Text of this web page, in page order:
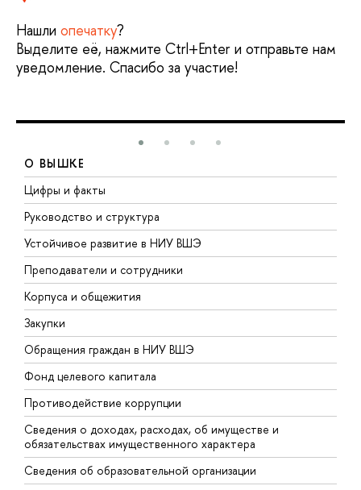
Нашли опечатку?
Выделите её, нажмите Ctrl+Enter и отправьте нам
уведомление. Спасибо за участие!
О ВЫШКЕ
Цифры и факты
Руководство и структура
Устойчивое развитие в НИУ ВШЭ
Преподаватели и сотрудники
Корпуса и общежития
Закупки
Обращения граждан в НИУ ВШЭ
Фонд целевого капитала
Противодействие коррупции
Сведения о доходах, расходах, об имуществе и
обязательствах имущественного характера
Сведения об образовательной организации